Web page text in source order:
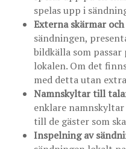
spelas upp i
Externa skärmar
sändningen,
bildkälla som
lokalen. Om det
med detta utan
Namnskyltar till
enklare
till de gäster som
Inspelning av